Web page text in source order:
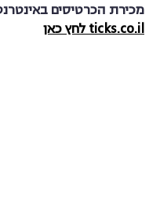
מכירת הכרטיסים
ticks.co.il לחץ כאן